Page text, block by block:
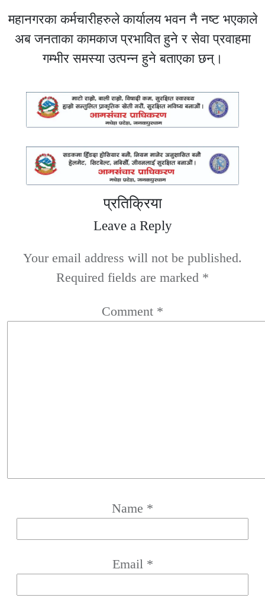
महानगरका कर्मचारीहरुले कार्यालय भवन नै नष्ट भएकाले
अब जनताका कामकाज प्रभावित हुने र सेवा प्रवाहमा
गम्भीर समस्या उत्पन्न हुने बताएका छन्।
प्रतिक्रिया
Leave a Reply
Your email address will not be published.
Required fields are marked *
Comment *
Name *
Email *